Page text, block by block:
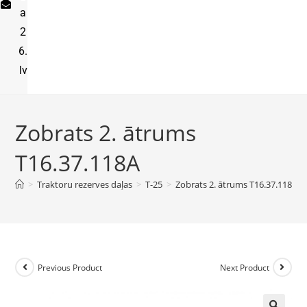
a
2
6.
lv
Zobrats 2. ātrums
T16.37.118A
> Traktoru rezerves daļas > T-25 > Zobrats 2. ātrums T16.37.118A
Previous Product Next Product